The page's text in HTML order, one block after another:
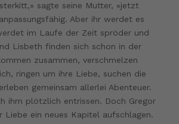
sagte seine Mutter, «jetzt
Aber ihr werdet es
im Laufe der Zeit spröder und
Lisbeth finden sich schon in der
zusammen, verschmelzen
ringen um ihre Liebe, suchen die
gemeinsam allerlei Abenteuer.
ihm plötzlich entrissen. Doch Gregor
Liebe ein neues Kapitel aufschlagen.